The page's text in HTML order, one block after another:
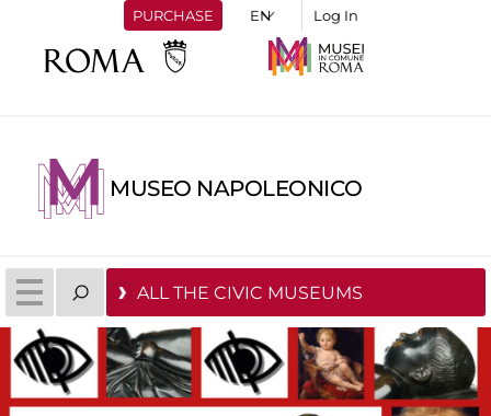
PURCHASE Log In
MUSEO NAPOLEONICO
ALL THE CIVIC MUSEUMS